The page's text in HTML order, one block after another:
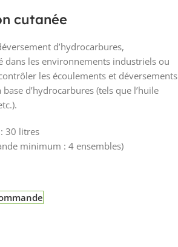
cutanée
d’hydrocarbures,
les environnements industriels ou
les écoulements et déversements
d’hydrocarbures (tels que l’huile
: 30 litres
minimum : 4 ensembles)